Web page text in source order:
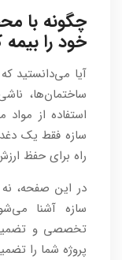
چگونه با
خود را بیمه
ساختمان‌ها،
استفاده از
سازه فقط یک
راه برای حفظ
در این صفحه،
سازه آشنا
تخصصی و
پروژه شما را